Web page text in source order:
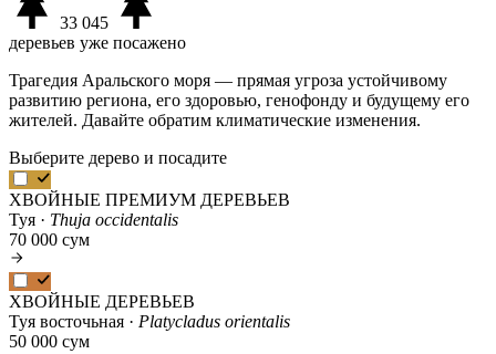
33 045
деревьев уже посажено
Трагедия Аральского моря — прямая угроза устойчивому
развитию региона, его здоровью, генофонду и будущему его
жителей. Давайте обратим климатические изменения.
Выберите дерево и посадите
ХВОЙНЫЕ ПРЕМИУМ ДЕРЕВЬЕВ
Туя · Thuja occidentalis
70 000 сум
ХВОЙНЫЕ ДЕРЕВЬЕВ
Туя восточьная · Platycladus orientalis
50 000 сум